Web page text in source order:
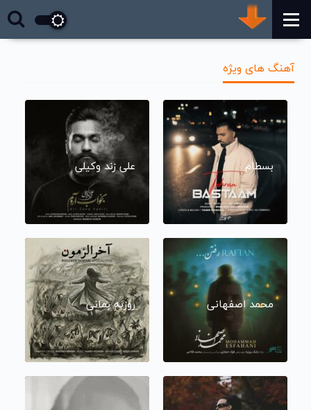
آهنگ های ویژه
بسطام علی زند وکیلی
محمد اصفهانی روزبه بمانی